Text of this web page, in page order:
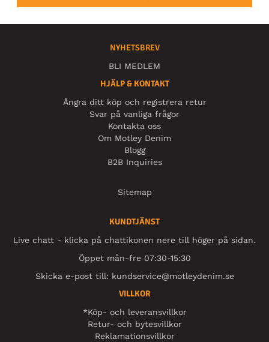
NYHETSBREV
BLI MEDLEM
HJÄLP & KONTAKT
Ångra ditt köp och registrera retur
Svar på vanliga frågor
Kontakta oss
Om Motley Denim
Blogg
B2B Inquiries
Sitemap
KUNDTJÄNST
Live chatt - klicka på chattikonen nere till höger på sidan.
Öppet mån-fre 07:30-15:30
Skicka e-post till: kundservice@motleydenim.se
VILLKOR
*Köp- och leveransvillkor
Retur- och bytesvillkor
Reklamationsvillkor